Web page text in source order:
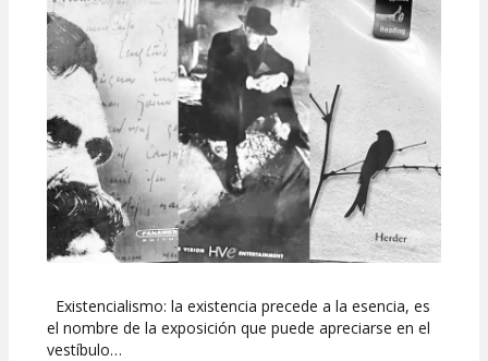
Existencialismo: la existencia precede a la esencia, es
el nombre de la exposición que puede apreciarse en el
vestíbulo…